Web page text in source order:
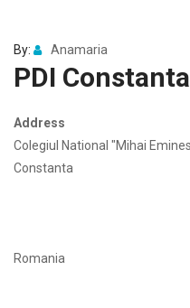
By: Anamaria
PDI
Address
Colegiul National "Mihai
Constanta
Romania